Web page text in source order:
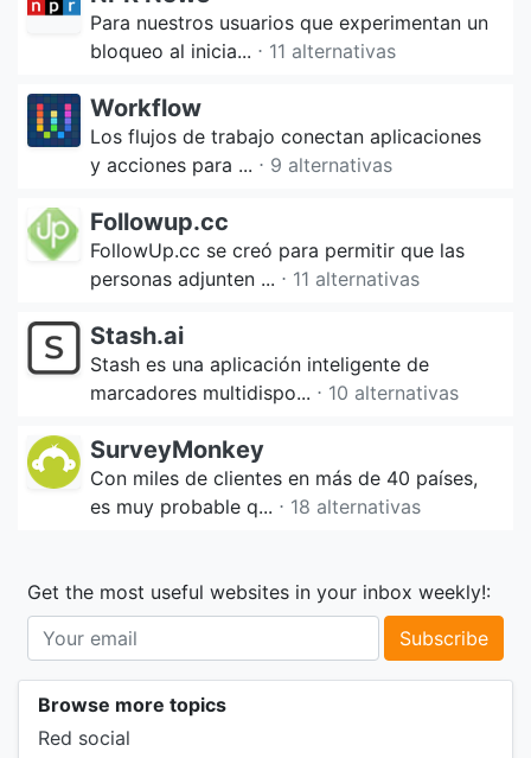
Para nuestros usuarios que experimentan un
bloqueo al inicia... ⋅ 11 alternativas
Workflow
Los flujos de trabajo conectan aplicaciones
y acciones para ... ⋅ 9 alternativas
Followup.cc
FollowUp.cc se creó para permitir que las
personas adjunten ... ⋅ 11 alternativas
Stash.ai
Stash es una aplicación inteligente de
marcadores multidispo... ⋅ 10 alternativas
SurveyMonkey
Con miles de clientes en más de 40 países,
es muy probable q... ⋅ 18 alternativas
Get the most useful websites in your inbox weekly!:
Subscribe
Browse more topics
Red social